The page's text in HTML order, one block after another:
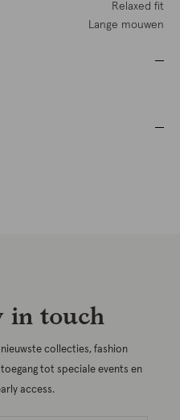
Relaxed fit
Lange mouwen
in touch
collecties, fashion
tot speciale events en
access.